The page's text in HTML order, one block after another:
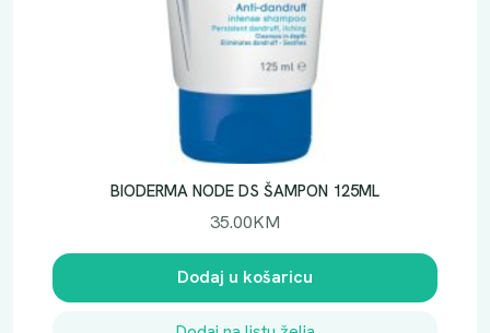
BIODERMA NODE DS ŠAMPON 125ML
35.00KM
Dodaj u košaricu